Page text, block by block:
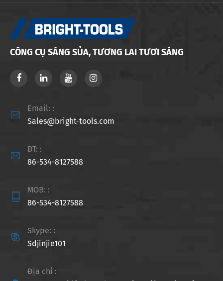
CÔNG CỤ SÁNG SỦA, TƯƠNG LAI TƯƠI SÁNG

Email: :
Sales@bright-tools.com

ĐT: :
86-534-8127588

MOB: :
86-534-8127588

Skype: :
Sdjinjie101
Địa chỉ :